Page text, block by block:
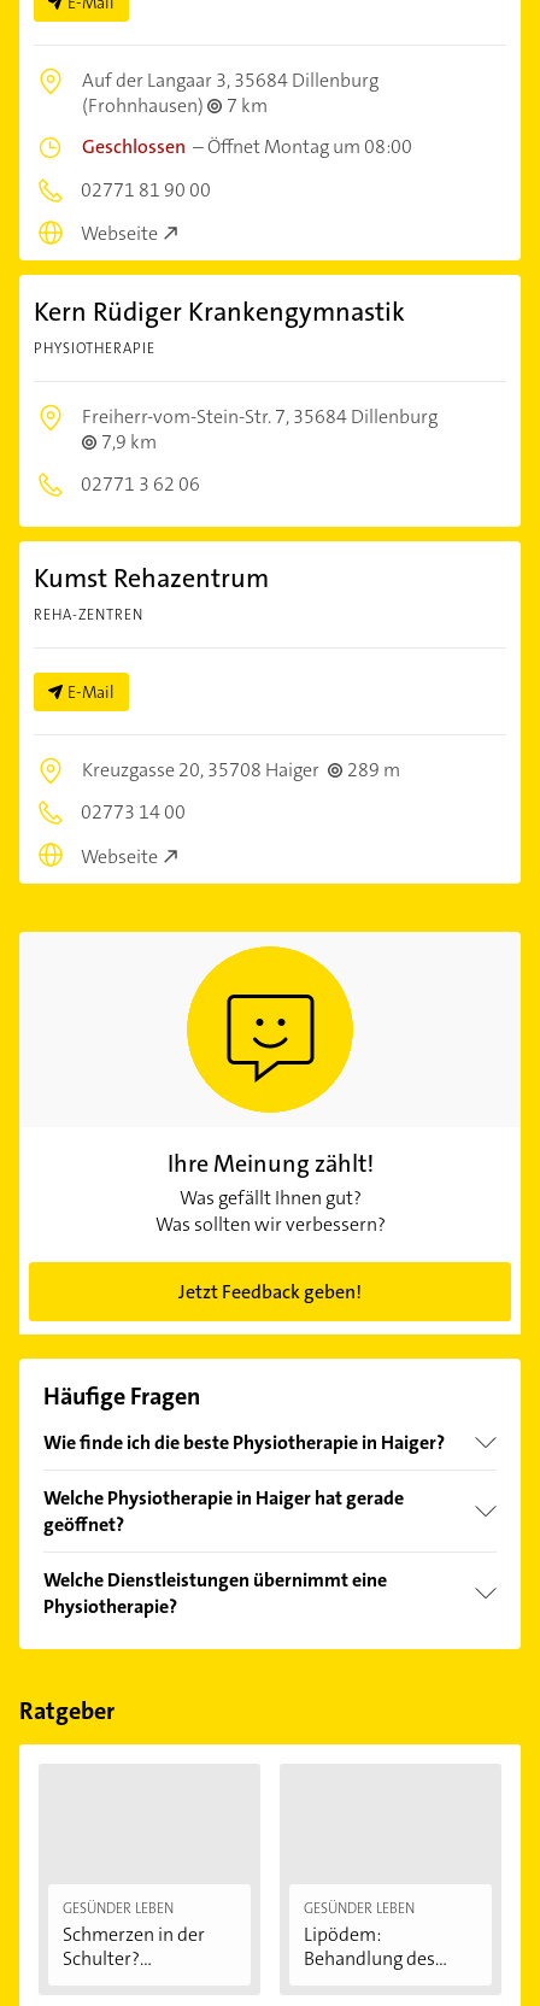
Auf der Langaar 3,35684 Dillenburg
(Frohnhausen)
7 km
Geschlossen –Öffnet Montag um 08:00
02771 81 90 00
Webseite
Kern Rüdiger Krankengymnastik
PHYSIOTHERAPIE
Freiherr-vom-Stein-Str. 7,35684 Dillenburg
7,9 km
02771 3 62 06
Kumst Rehazentrum
REHA-ZENTREN
E-Mail
Kreuzgasse 20,35708 Haiger
289 m
02773 14 00
Webseite
Ihre Meinung zählt!
Was gefällt Ihnen gut?
Was sollten wir verbessern?
Jetzt Feedback geben!
Häufige Fragen
Wie finde ich die beste Physiotherapie in Haiger?
Kundenmeinungen und profitieren Sie von den
Empfehlungen. Die Suchergebnisse können Sie sich
Welche Physiotherapie in Haiger hat gerade
geöffnet?
Bitte beachten Sie, dass diese an Sonn- und
Feiertagen abweichen können.
Welche Dienstleistungen übernimmt eine
Physiotherapie?
Folgende Leistungen werden angeboten:
Massage.
Ratgeber
GESÜNDER LEBEN
Schmerzen in der
Schulter?
GESÜNDER LEBEN
Lipödem:
Behandlung des